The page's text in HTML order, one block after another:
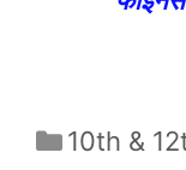
10th &